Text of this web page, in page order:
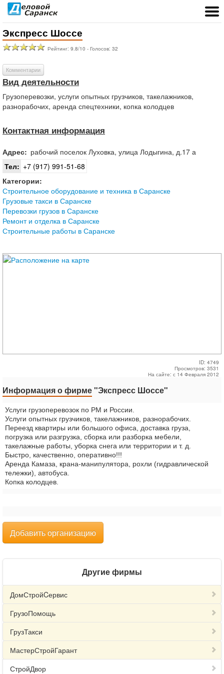
Экспресс Шоссе
Рейтинг: 9.8/10 - Голосов: 32
Комментарии
Вид деятельности
Грузоперевозки, услуги опытных грузчиков, такелажников,
разнорабочих, аренда спецтехники, копка колодцев
Контактная информация
Адрес: рабочий поселок Луховка, улица Лодыгина, д.17 а
Тел: +7 (917) 991-51-68
Категории:
Строительное оборудование и техника в Саранске
Грузовые такси в Саранске
Перевозки грузов в Саранске
Ремонт и отделка в Саранске
Строительные работы в Саранске
ID: 4749
Просмотров: 3531
На сайте: с 14 Февраля 2012
Информация о фирме"Экспресс Шоссе"
Услуги грузоперевозок по РМ и России.
Услуги опытных грузчиков, такелажников, разнорабочих.
Переезд квартиры или большого офиса, доставка груза,
погрузка или разгрузка, сборка или разборка мебели,
такелажные работы, уборка снега или территории и т. д.
Быстро, качественно, оперативно!!!
Аренда Камаза, крана-манипулятора, рохли (гидравлической
тележки), автобуса.
Копка колодцев.
Добавить организацию
Другие фирмы
ДомСтройCервис
ГрузоПомощь
ГрузТакси
МастерСтройГарант
СтройДвор